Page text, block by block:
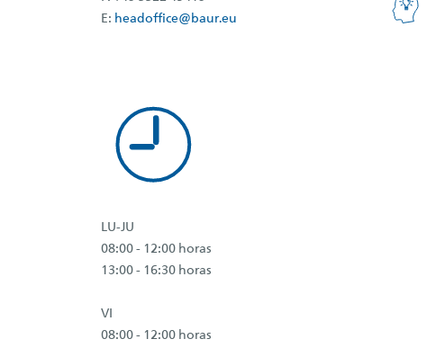
E: headoffice@baur.eu
LU-JU
08:00 - 12:00 horas
13:00 - 16:30 horas
VI
08:00 - 12:00 horas